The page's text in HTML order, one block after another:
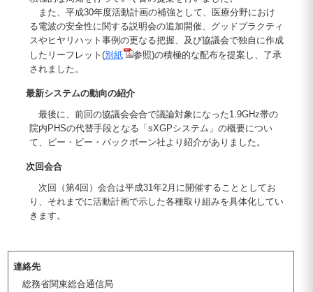
また、平成30年度活動計画の補強として、医療分野におけ
る電波の安全性に関する説明会の追加開催、グッドプラクティ
スやヒヤリハット事例の更なる把握、及び協議会で独自に作成
したリーフレット(別紙
参照)の積極的な配布を提案し、了承
されました。
最新システムの動向の紹介
最後に、前回の協議会会合で議論対象になった1.9GHz帯の
院内PHSの代替手段となる「sXGPシステム」の概要につい
て、ビー・ビー・バックボーン社より紹介がありました。
次回会合
次回（第4回）会合は平成31年2月に開催することとしてお
り、それまでに活動計画で示した各種取り組みを具体化してい
きます。
連絡先
総務省関東総合通信局